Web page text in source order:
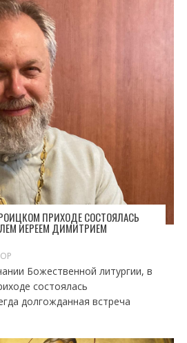
ПРИХОДЕ СОСТОЯЛАСЬ
ИЕРЕЕМ ДИМИТРИЕМ
Божественной литургии, в
состоялась
долгожданная встреча